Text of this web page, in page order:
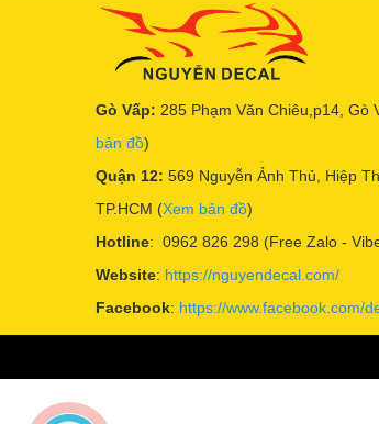
Gò Vấp: 285 Phạm Văn Chiêu,p14, Gò
bản đồ)
Quận 12: 569 Nguyễn Ảnh Thủ, Hiệp
TP.HCM (Xem bản đồ)
Hotline: 0962 826 298 (Free Zalo -
Website: https://nguyendecal.com/
Facebook: https://www.facebook.com/